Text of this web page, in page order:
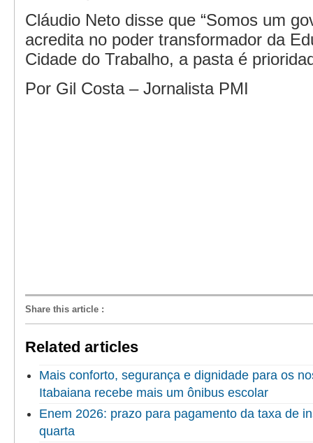
Cláudio Neto disse que “Somos um
acredita no poder transformador da
Cidade do Trabalho, a pasta é
Por Gil Costa – Jornalista PMI
Share this article :
Related articles
Mais conforto, segurança e dignidade para os
Itabaiana recebe mais um ônibus escolar
Enem 2026: prazo para pagamento da taxa de
quarta